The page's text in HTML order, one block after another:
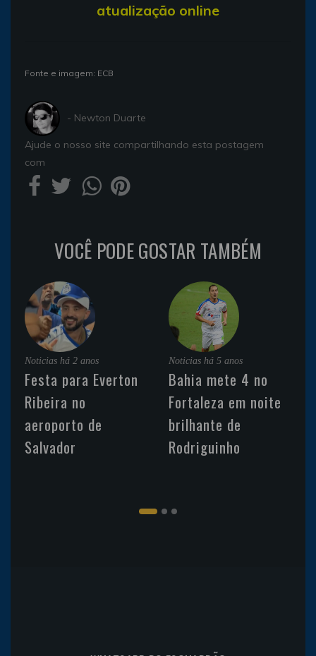
atualização online
Fonte e imagem: ECB
- Newton Duarte
Ajude o nosso site compartilhando esta postagem
com
VOCÊ PODE GOSTAR TAMBÉM
Noticias há 2 anos
Festa para Everton
Ribeira no
aeroporto de
Salvador
Noticias há 5 anos
Bahia mete 4 no
Fortaleza em noite
brilhante de
Rodriguinho